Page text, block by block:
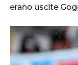
erano uscite